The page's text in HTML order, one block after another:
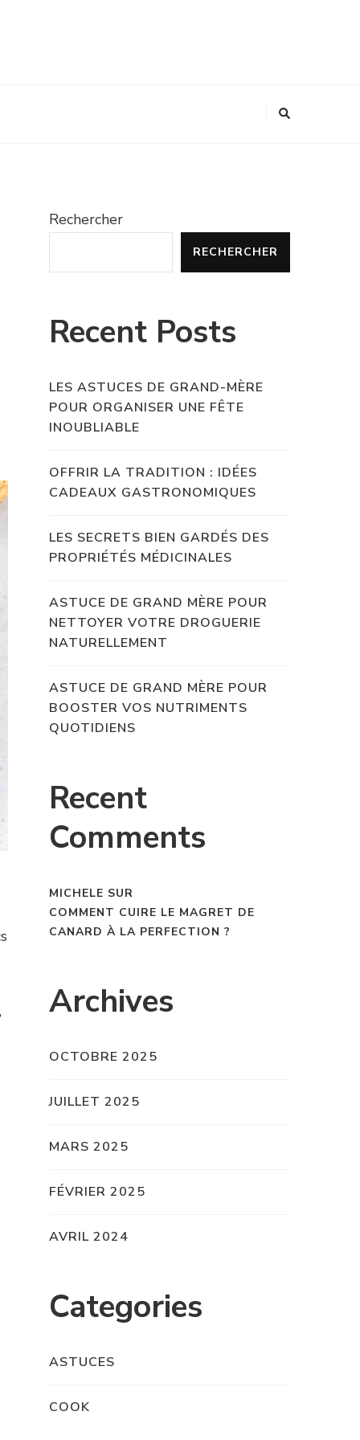
Rechercher
RECHERCHER
Recent Posts
LES ASTUCES DE GRAND-MÈRE
POUR ORGANISER UNE FÊTE
INOUBLIABLE
OFFRIR LA TRADITION : IDÉES
CADEAUX GASTRONOMIQUES
LES SECRETS BIEN GARDÉS DES
PROPRIÉTÉS MÉDICINALES
ASTUCE DE GRAND MÈRE POUR
NETTOYER VOTRE DROGUERIE
NATURELLEMENT
ASTUCE DE GRAND MÈRE POUR
BOOSTER VOS NUTRIMENTS
QUOTIDIENS
Recent
Comments
MICHELE SUR
COMMENT CUIRE LE MAGRET DE
CANARD À LA PERFECTION ?
Archives
OCTOBRE 2025
JUILLET 2025
MARS 2025
FÉVRIER 2025
AVRIL 2024
Categories
ASTUCES
COOK